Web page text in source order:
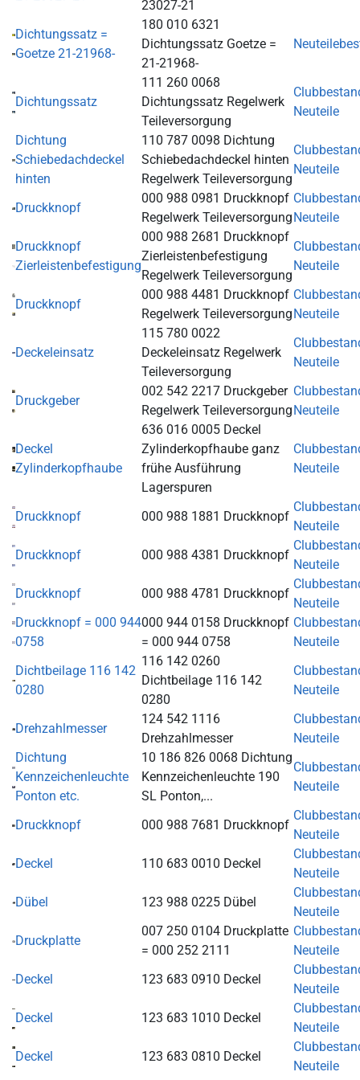
23027-21
Dichtungssatz =
Goetze 21-21968-
180 010 6321
Dichtungssatz Goetze =
21-21968-
Dichtungssatz
111 260 0068
Dichtungssatz Regelwerk
Teileversorgung
Neuteile
Dichtung
Schiebedachdeckel
hinten
110 787 0098 Dichtung
Schiebedachdeckel hinten
Regelwerk Teileversorgung
Neuteile
Druckknopf
000 988 0981 Druckknopf
Regelwerk TeileversorgungNeuteile
Druckknopf
Zierleistenbefestigung
000 988 2681 Druckknopf
Zierleistenbefestigung
Regelwerk Teileversorgung
Neuteile
Druckknopf
000 988 4481 Druckknopf
Regelwerk TeileversorgungNeuteile
Deckeleinsatz
115 780 0022
Deckeleinsatz Regelwerk
Teileversorgung
Neuteile
Druckgeber
002 542 2217 Druckgeber
Regelwerk TeileversorgungNeuteile
Deckel
Zylinderkopfhaube
636 016 0005 Deckel
Zylinderkopfhaube ganz
frühe Ausführung
Lagerspuren
Neuteile
Druckknopf 000 988 1881 Druckknopf
Neuteile
Druckknopf
000 988 4381 Druckknopf
Neuteile
Druckknopf
000 988 4781 Druckknopf
Neuteile
Druckknopf = 000 944
0758
000 944 0158 Druckknopf
= 000 944 0758
Neuteile
Dichtbeilage 116 142
0280
116 142 0260
Dichtbeilage 116 142
0280
Neuteile
Drehzahlmesser
124 542 1116
Drehzahlmesser
Neuteile
Dichtung
Kennzeichenleuchte
Ponton etc.
10 186 826 0068 Dichtung
Kennzeichenleuchte 190
SL Ponton,...
Neuteile
Druckknopf 000 988 7681 Druckknopf
Neuteile
Deckel
110 683 0010 Deckel
Neuteile
Dübel
123 988 0225 Dübel
Neuteile
Druckplatte
007 250 0104 Druckplatte
= 000 252 2111
Neuteile
Deckel
123 683 0910 Deckel
Neuteile
Deckel
123 683 1010 Deckel
Neuteile
Deckel
123 683 0810 Deckel
Neuteile